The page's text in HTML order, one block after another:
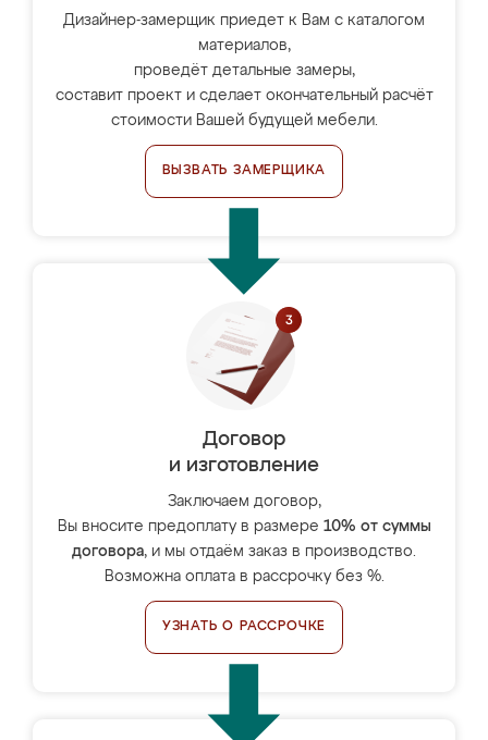
Дизайнер-замерщик приедет к Вам с каталогом
материалов,
проведёт детальные замеры,
составит проект и сделает окончательный расчёт
стоимости Вашей будущей мебели.
ВЫЗВАТЬ ЗАМЕРЩИКА
Договор
и изготовление
Заключаем договор,
Вы вносите предоплату в размере 10% от суммы
договора, и мы отдаём заказ в производство.
Возможна оплата в рассрочку без %.
УЗНАТЬ О РАССРОЧКЕ